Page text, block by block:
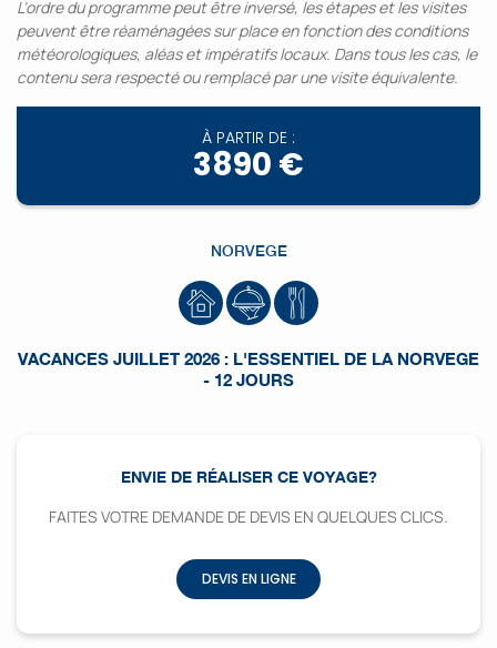
L’ordre du programme peut être inversé, les étapes et les visites
peuvent être réaménagées sur place en fonction des conditions
météorologiques, aléas et impératifs locaux. Dans tous les cas, le
contenu sera respecté ou remplacé par une visite équivalente.
À PARTIR DE :
3890 €
NORVEGE
VACANCES JUILLET 2026 : L'ESSENTIEL DE LA NORVEGE
- 12 JOURS
ENVIE DE RÉALISER CE VOYAGE?
FAITES VOTRE DEMANDE DE DEVIS EN QUELQUES CLICS.
DEVIS EN LIGNE